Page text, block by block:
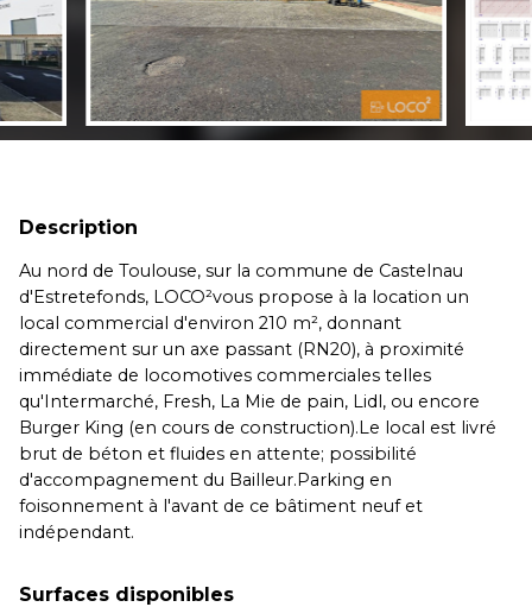
Description
Au nord de Toulouse, sur la commune de Castelnau
d'Estretefonds, LOCO²vous propose à la location un
local commercial d'environ 210 m², donnant
directement sur un axe passant (RN20), à proximité
immédiate de locomotives commerciales telles
qu'Intermarché, Fresh, La Mie de pain, Lidl, ou encore
Burger King (en cours de construction).Le local est livré
brut de béton et fluides en attente; possibilité
d'accompagnement du Bailleur.Parking en
foisonnement à l'avant de ce bâtiment neuf et
indépendant.
Surfaces disponibles